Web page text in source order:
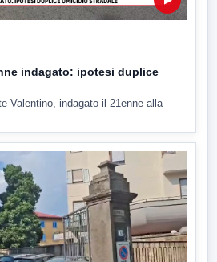
indagato: ipotesi duplice
Valentino, indagato il 21enne alla